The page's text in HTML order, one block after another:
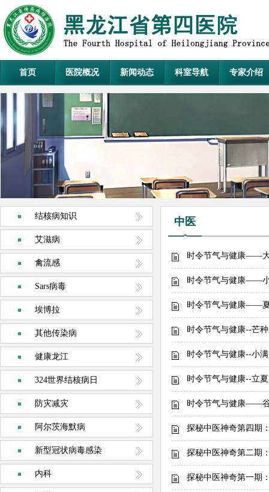
首页 医院概况 新闻动态 科室导航 专家介绍
结核病知识
艾滋病
禽流感
Sars病毒
埃博拉
其他传染病
健康龙江
324世界结核病日
防灾减灾
阿尔茨海默病
新型冠状病毒感染
内科
中医
时令节气与健康——
时令节气与健康——
时令节气与健康——
时令节气与健康--芒种
时令节气与健康--小满
时令节气与健康--立夏
时令节气与健康——
探秘中医神奇第四期
探秘中医神奇第二期
探秘中医神奇第一期